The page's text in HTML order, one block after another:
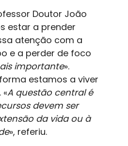
Doutor João
estar a prender
atenção com a
e a perder de foco
importante».
estamos a viver
A questão central é
devem ser
da vida ou à
», referiu.